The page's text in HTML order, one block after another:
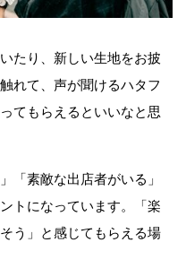
たり、新しい生地をお披
れて、声が聞けるハタフ
てもらえるといいなと思
「素敵な出店者がいる」
トになっています。「楽
う」と感じてもらえる場